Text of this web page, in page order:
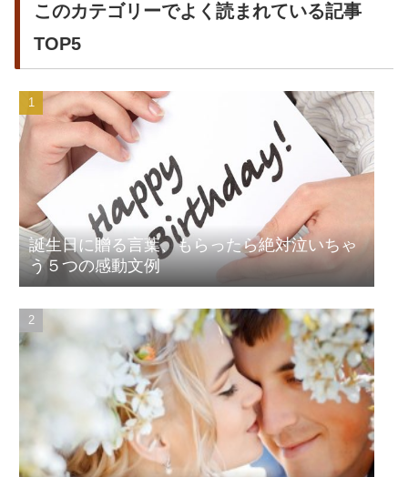
このカテゴリーでよく読まれている記事
TOP5
誕生日に贈る言葉、もらったら絶対泣いちゃ
う５つの感動文例